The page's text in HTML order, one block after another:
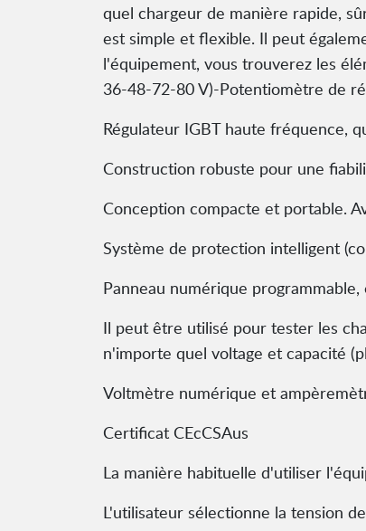
quel chargeur de manière rapide,
est simple et flexible. Il peut
l'équipement, vous trouverez les
36-48-72-80 V)-Potentiomètre de
Régulateur IGBT haute fréquence,
Construction robuste pour une
Conception compacte et portable.
Système de protection intelligent
Panneau numérique
Il peut être utilisé pour tester les
n'importe quel voltage et capacité
Voltmètre numérique et
Certificat CEcCSAus
La manière habituelle d'utiliser
L'utilisateur sélectionne la tension